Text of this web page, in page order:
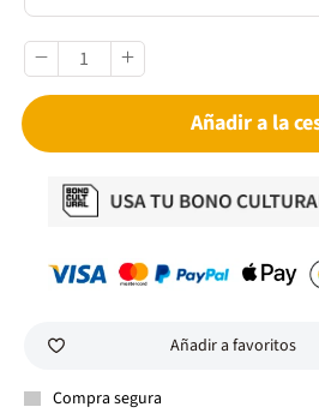
Añadir a la
Añadir a favoritos
Compra segura